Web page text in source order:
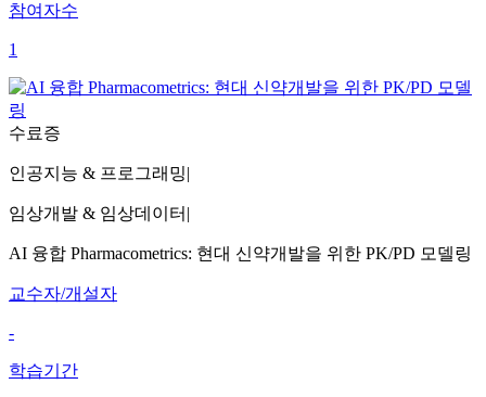
참여자수
1
수료증
인공지능 & 프로그래밍|
임상개발 & 임상데이터 |
AI 융합 Pharmacometrics: 현대 신약개발을 위한 PK/PD 모델링
교수자/개설자
-
학습기간